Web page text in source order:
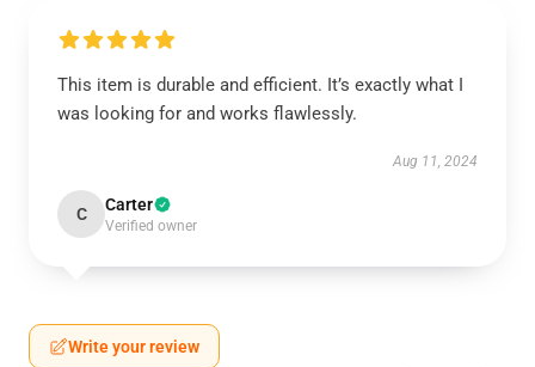
This item is durable and efficient. It’s exactly what I
was looking for and works flawlessly.
Aug 11, 2024
C Carter
Verified owner
Write your review